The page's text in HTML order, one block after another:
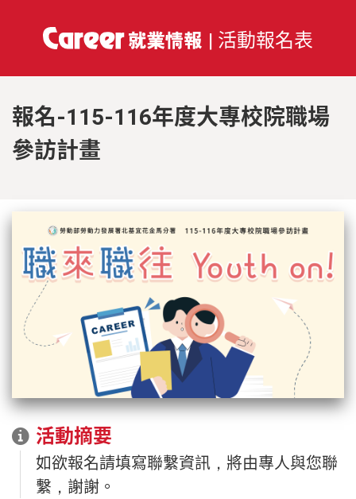
| 活動報名表
報名-115-116年度大專校院職場
參訪計畫
活動摘要
如欲報名請填寫聯繫資訊，將由專人與您聯
繫，謝謝。